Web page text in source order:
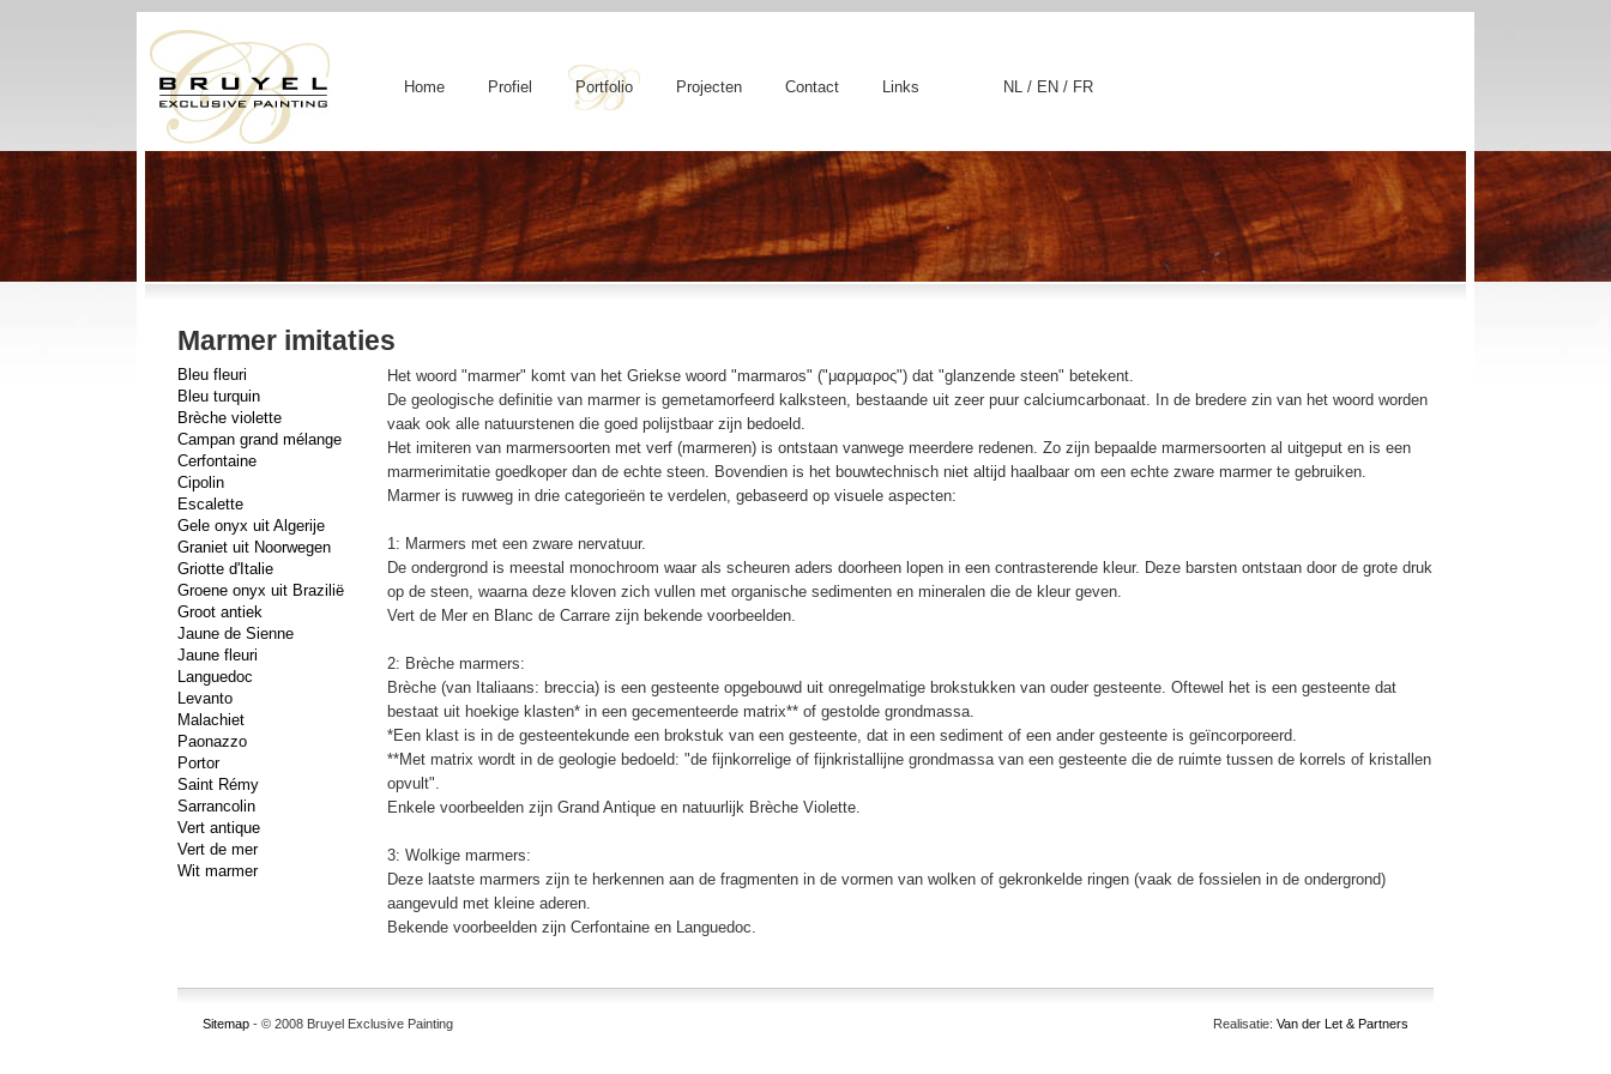
Home Profiel Portfolio Projecten Contact Links NL / EN / FR
Marmer imitaties
Bleu fleuri
Bleu turquin
Brèche violette
Campan grand mélange
Cerfontaine
Cipolin
Escalette
Gele onyx uit Algerije
Graniet uit Noorwegen
Griotte d'Italie
Groene onyx uit Brazilië
Groot antiek
Jaune de Sienne
Jaune fleuri
Languedoc
Levanto
Malachiet
Paonazzo
Portor
Saint Rémy
Sarrancolin
Vert antique
Vert de mer
Wit marmer
Het woord "marmer" komt van het Griekse woord "marmaros" ("μαρμαρος") dat "glanzende steen" betekent.
De geologische definitie van marmer is gemetamorfeerd kalksteen, bestaande uit zeer puur calciumcarbonaat. In de bredere zin van het woord worden
vaak ook alle natuurstenen die goed polijstbaar zijn bedoeld.
Het imiteren van marmersoorten met verf (marmeren) is ontstaan vanwege meerdere redenen. Zo zijn bepaalde marmersoorten al uitgeput en is een
marmerimitatie goedkoper dan de echte steen. Bovendien is het bouwtechnisch niet altijd haalbaar om een echte zware marmer te gebruiken.
Marmer is ruwweg in drie categorieën te verdelen, gebaseerd op visuele aspecten:
1: Marmers met een zware nervatuur.
De ondergrond is meestal monochroom waar als scheuren aders doorheen lopen in een contrasterende kleur. Deze barsten ontstaan door de grote druk
op de steen, waarna deze kloven zich vullen met organische sedimenten en mineralen die de kleur geven.
Vert de Mer en Blanc de Carrare zijn bekende voorbeelden.
2: Brèche marmers:
Brèche (van Italiaans: breccia) is een gesteente opgebouwd uit onregelmatige brokstukken van ouder gesteente. Oftewel het is een gesteente dat
bestaat uit hoekige klasten* in een gecementeerde matrix** of gestolde grondmassa.
*Een klast is in de gesteentekunde een brokstuk van een gesteente, dat in een sediment of een ander gesteente is geïncorporeerd.
**Met matrix wordt in de geologie bedoeld: "de fijnkorrelige of fijnkristallijne grondmassa van een gesteente die de ruimte tussen de korrels of kristallen
opvult".
Enkele voorbeelden zijn Grand Antique en natuurlijk Brèche Violette.
3: Wolkige marmers:
Deze laatste marmers zijn te herkennen aan de fragmenten in de vormen van wolken of gekronkelde ringen (vaak de fossielen in de ondergrond)
aangevuld met kleine aderen.
Bekende voorbeelden zijn Cerfontaine en Languedoc.
Sitemap- © 2008 Bruyel Exclusive Painting Realisatie:Van der Let & Partners